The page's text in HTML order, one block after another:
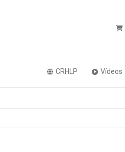
CRHLP Vídeos